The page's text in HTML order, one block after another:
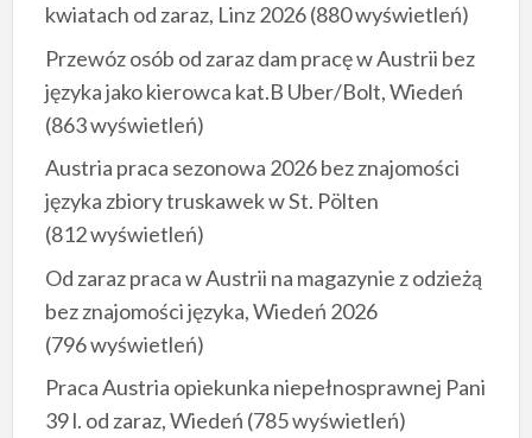
kwiatach od zaraz, Linz 2026(880 wyświetleń)
Przewóz osób od zaraz dam pracę w Austrii bez
języka jako kierowca kat.B Uber/Bolt, Wiedeń
(863 wyświetleń)
Austria praca sezonowa 2026 bez znajomości
języka zbiory truskawek w St. Pölten
(812 wyświetleń)
Od zaraz praca w Austrii na magazynie z odzieżą
bez znajomości języka, Wiedeń 2026
(796 wyświetleń)
Praca Austria opiekunka niepełnosprawnej Pani
39 l. od zaraz, Wiedeń (785 wyświetleń)